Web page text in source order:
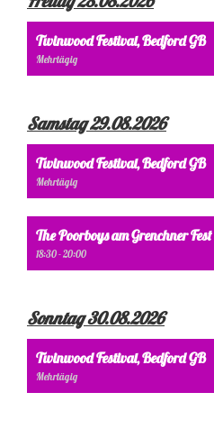
Twinwood Festival, Bedford GB
Mehrtägig
Samstag 29.08.2026
Twinwood Festival, Bedford GB
Mehrtägig
The Poorboys am Grenchner Fest
18:30 - 20:00
Sonntag 30.08.2026
Twinwood Festival, Bedford GB
Mehrtägig